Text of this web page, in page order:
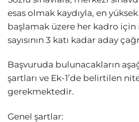
esas olmak kaydıyla, en
başlamak üzere her kadro
sayısının 3 katı kadar aday
Başvuruda bulunacakların
şartları ve Ek-1’de belirtilen
gerekmektedir.
Genel şartlar: